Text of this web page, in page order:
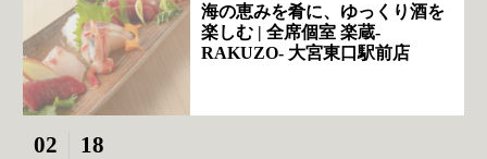
海の恵みを肴に、ゆっくり酒を
楽しむ | 全席個室 楽蔵‐
RAKUZO‐ 大宮東口駅前店
02 18